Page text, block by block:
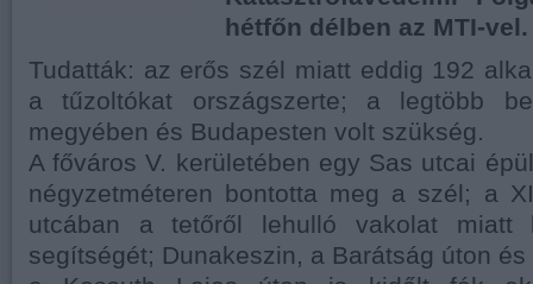
hétfőn délben az MTI-vel.
Tudatták: az erős szél miatt eddig 192
a tűzoltókat országszerte; a legtöbb
megyében és Budapesten volt szükség.
A főváros V. kerületében egy Sas utcai
négyzetméteren bontotta meg a szél; a
utcában a tetőről lehulló vakolat miatt
segítségét; Dunakeszin, a Barátság úton